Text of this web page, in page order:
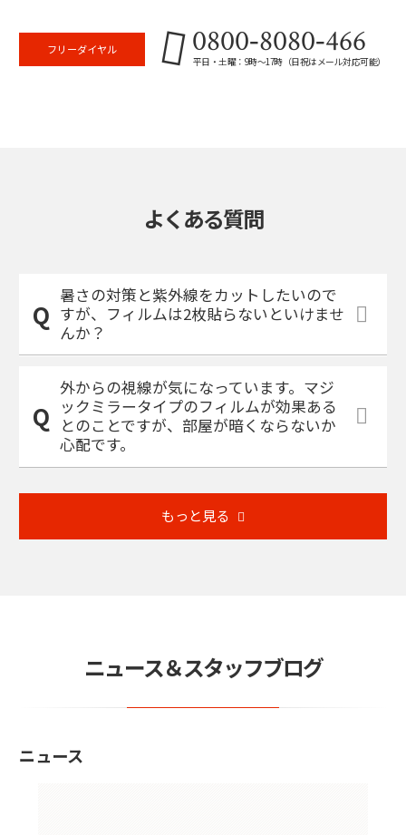
フリーダイヤル 0800‐8080‐466
平日・土曜：9時～17時（日祝はメール対応可能）
よくある質問
暑さの対策と紫外線をカットしたいので
すが、フィルムは2枚貼らないといけませ
んか？
外からの視線が気になっています。マジ
ックミラータイプのフィルムが効果ある
とのことですが、部屋が暗くならないか
心配です。
もっと見る
ニュース＆スタッフブログ
ニュース